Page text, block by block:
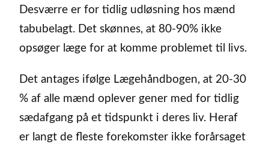
Desværre er for tidlig udløsning hos mænd
tabubelagt. Det skønnes, at 80-90% ikke
opsøger læge for at komme problemet til livs.
Det antages ifølge Lægehåndbogen, at 20-30
% af alle mænd oplever gener med for tidlig
sædafgang på et tidspunkt i deres liv. Heraf
er langt de fleste forekomster ikke forårsaget